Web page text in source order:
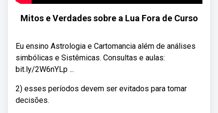
Mitos e Verdades sobre a Lua Fora de Curso
Eu ensino Astrologia e Cartomancia além de análises
simbólicas e Sistêmicas. Consultas e aulas:
bit.ly/2W6nYLp ...
2) esses períodos devem ser evitados para tomar
decisões.